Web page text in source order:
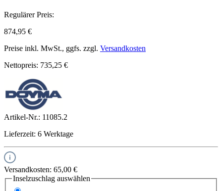
Regulärer Preis:
874,95 €
Preise inkl. MwSt., ggfs. zzgl. Versandkosten
Nettopreis: 735,25 €
Artikel-Nr.: 11085.2
Lieferzeit: 6 Werktage
Versandkosten: 65,00 €
Inselzuschlag auswählen